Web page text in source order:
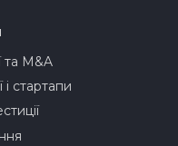
та M&A
і стартапи